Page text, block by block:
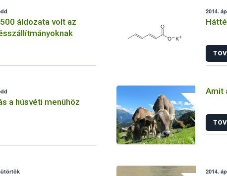
áldozata volt az
2014.
a húsvéti menühöz
Amit
2014.